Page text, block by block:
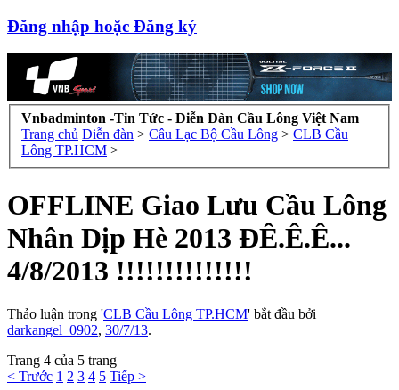
Đăng nhập hoặc Đăng ký
Vnbadminton -Tin Tức - Diễn Đàn Cầu Lông Việt Nam
Trang chủ Diễn đàn > Câu Lạc Bộ Cầu Lông > CLB Cầu
Lông TP.HCM >
OFFLINE Giao Lưu Cầu Lông
Nhân Dịp Hè 2013 ĐÊ.Ê.Ê...
4/8/2013 !!!!!!!!!!!!!!
Thảo luận trong 'CLB Cầu Lông TP.HCM' bắt đầu bởi
darkangel_0902, 30/7/13.
Trang 4 của 5 trang
< Trước 1 2 3 4 5 Tiếp >